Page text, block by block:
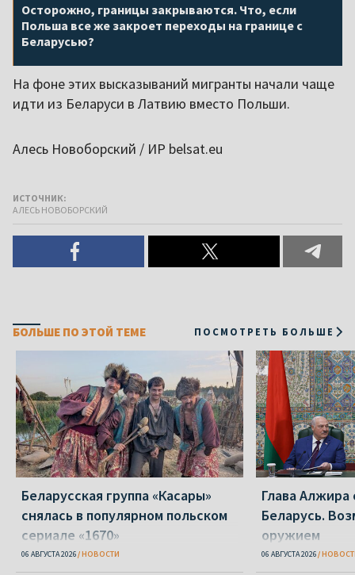
Осторожно, границы закрываются. Что, если
Польша все же закроет переходы на границе с
Беларусью?
На фоне этих высказываний мигранты начали чаще
идти из Беларуси в Латвию вместо Польши.
Алесь Новоборский / ИР belsat.eu
ИСТОЧНИК:
АЛЕСЬ НОВОБОРСКИЙ
БОЛЬШЕ ПО ЭТОЙ ТЕМЕ ПОСМОТРЕТЬ БОЛЬШЕ
Беларусская группа «Касары»
снялась в популярном польском
сериале «1670»
06 АВГУСТА 2026 НОВОСТИ
Глава Алжира
Беларусь.
оружием
06 АВГУСТА 2026